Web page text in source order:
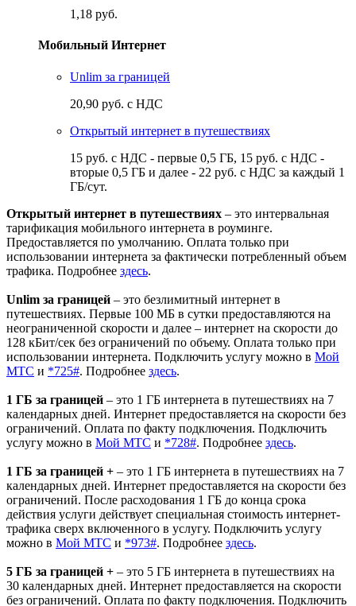
1,18 руб.
Мобильный Интернет
Unlim за границей
20,90 руб. с НДС
Открытый интернет в путешествиях
15 руб. с НДС - первые 0,5 ГБ, 15 руб. с НДС -
вторые 0,5 ГБ и далее - 22 руб. с НДС за каждый 1
ГБ/сут.
Открытый интернет в путешествиях – это интервальная
тарификация мобильного интернета в роуминге.
Предоставляется по умолчанию. Оплата только при
использовании интернета за фактически потребленный объем
трафика. Подробнее здесь.
Unlim за границей – это безлимитный интернет в
путешествиях. Первые 100 МБ в сутки предоставляются на
неограниченной скорости и далее – интернет на скорости до
128 кБит/сек без ограничений по объему. Оплата только при
использовании интернета. Подключить услугу можно в Мой
МТС и *725#. Подробнее здесь.
1 ГБ за границей – это 1 ГБ интернета в путешествиях на 7
календарных дней. Интернет предоставляется на скорости без
ограничений. Оплата по факту подключения. Подключить
услугу можно в Мой МТС и *728#. Подробнее здесь.
1 ГБ за границей + – это 1 ГБ интернета в путешествиях на 7
календарных дней. Интернет предоставляется на скорости без
ограничений. После расходования 1 ГБ до конца срока
действия услуги действует специальная стоимость интернет-
трафика сверх включенного в услугу. Подключить услугу
можно в Мой МТС и *973#. Подробнее здесь.
5 ГБ за границей + – это 5 ГБ интернета в путешествиях на
30 календарных дней. Интернет предоставляется на скорости
без ограничений. Оплата по факту подключения. Подключить